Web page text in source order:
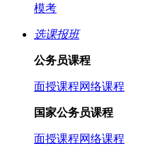
模考
选课报班
公务员课程
面授课程网络课程
国家公务员课程
面授课程网络课程